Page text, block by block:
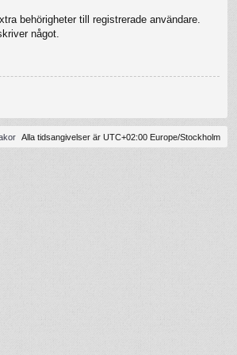
behörigheter till registrerade användare.
något.
Alla tidsangivelser är UTC+02:00 Europe/Stockholm